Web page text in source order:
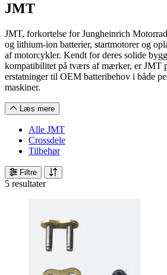
JMT
JMT, forkortelse for Jungheinrich
og lithium-ion batterier, startmotorer og
af motorcykler. Kendt for deres solide
kompatibilitet på tværs af mærker, er JMT
erstatninger til OEM batteribehov i både
maskiner.
Læs mere
Alle JMT
Crossdele
Tilbehør
Filtre
5 resultater